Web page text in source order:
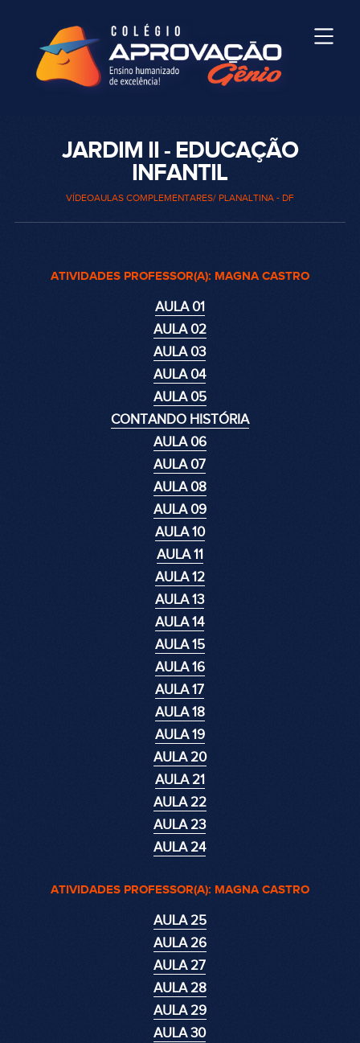
JARDIM II - EDUCAÇÃO
INFANTIL
VÍDEOAULAS COMPLEMENTARES/ PLANALTINA - DF
ATIVIDADES PROFESSOR(A): MAGNA CASTRO
AULA 01
AULA 02
AULA 03
AULA 04
AULA 05
CONTANDO HISTÓRIA
AULA 06
AULA 07
AULA 08
AULA 09
AULA 10
AULA 11
AULA 12
AULA 13
AULA 14
AULA 15
AULA 16
AULA 17
AULA 18
AULA 19
AULA 20
AULA 21
AULA 22
AULA 23
AULA 24
ATIVIDADES PROFESSOR(A): MAGNA CASTRO
AULA 25
AULA 26
AULA 27
AULA 28
AULA 29
AULA 30